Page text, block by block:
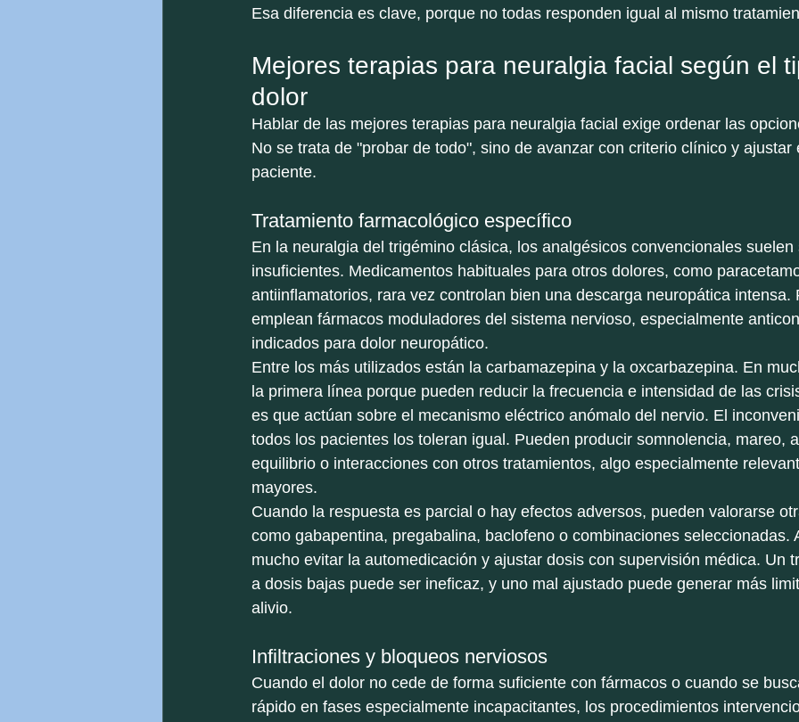
Esa diferencia es clave, porque no todas responden igual al mismo
Mejores terapias para neuralgia facial según el
dolor
Hablar de las mejores terapias para neuralgia facial exige ordenar las
No se trata de "probar de todo", sino de avanzar con criterio clínico y
paciente.
Tratamiento farmacológico específico
En la neuralgia del trigémino clásica, los analgésicos convencionales
insuficientes. Medicamentos habituales para otros dolores, como
antiinflamatorios, rara vez controlan bien una descarga neuropática
emplean fármacos moduladores del sistema nervioso, especialmente
indicados para dolor neuropático.
Entre los más utilizados están la carbamazepina y la oxcarbazepina. En
la primera línea porque pueden reducir la frecuencia e intensidad de las
es que actúan sobre el mecanismo eléctrico anómalo del nervio. El
todos los pacientes los toleran igual. Pueden producir somnolencia, mareo,
equilibrio o interacciones con otros tratamientos, algo especialmente
mayores.
Cuando la respuesta es parcial o hay efectos adversos, pueden valorarse
como gabapentina, pregabalina, baclofeno o combinaciones seleccionadas.
mucho evitar la automedicación y ajustar dosis con supervisión médica. Un
a dosis bajas puede ser ineficaz, y uno mal ajustado puede generar más
alivio.
Infiltraciones y bloqueos nerviosos
Cuando el dolor no cede de forma suficiente con fármacos o cuando se
rápido en fases especialmente incapacitantes, los procedimientos